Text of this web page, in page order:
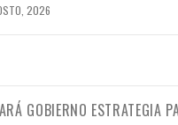
2026
GOBIERNO ESTRATEGIA